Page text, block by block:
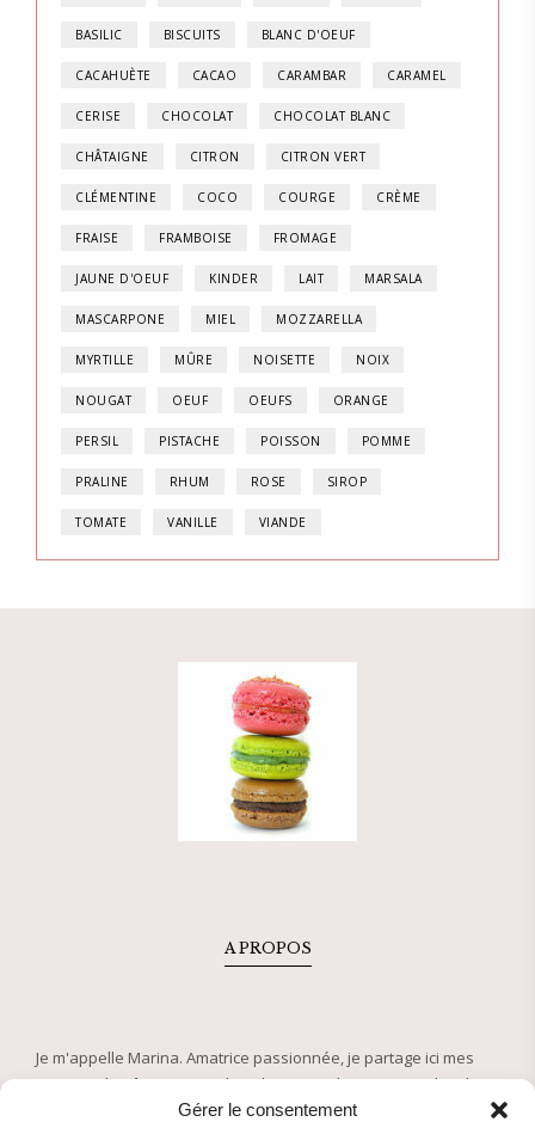
Gérer le consentement
BASILIC BISCUITS BLANC D'OEUF
CACAHUÈTE CACAO CARAMBAR CARAMEL
CERISE CHOCOLAT CHOCOLAT BLANC
CHÂTAIGNE CITRON CITRON VERT
CLÉMENTINE COCO COURGE CRÈME
FRAISE FRAMBOISE FROMAGE
JAUNE D'OEUF KINDER LAIT MARSALA
MASCARPONE MIEL MOZZARELLA
MYRTILLE MÛRE NOISETTE NOIX
NOUGAT OEUF OEUFS ORANGE
PERSIL PISTACHE POISSON POMME
PRALINE RHUM ROSE SIROP
TOMATE VANILLE VIANDE
A PROPOS
Je m'appelle Marina. Amatrice passionnée, je partage ici mes
recettes de pâtisserie et plats de saison depuis 2005. Plus de
500 recettes approuvées pour régaler petits et grands !